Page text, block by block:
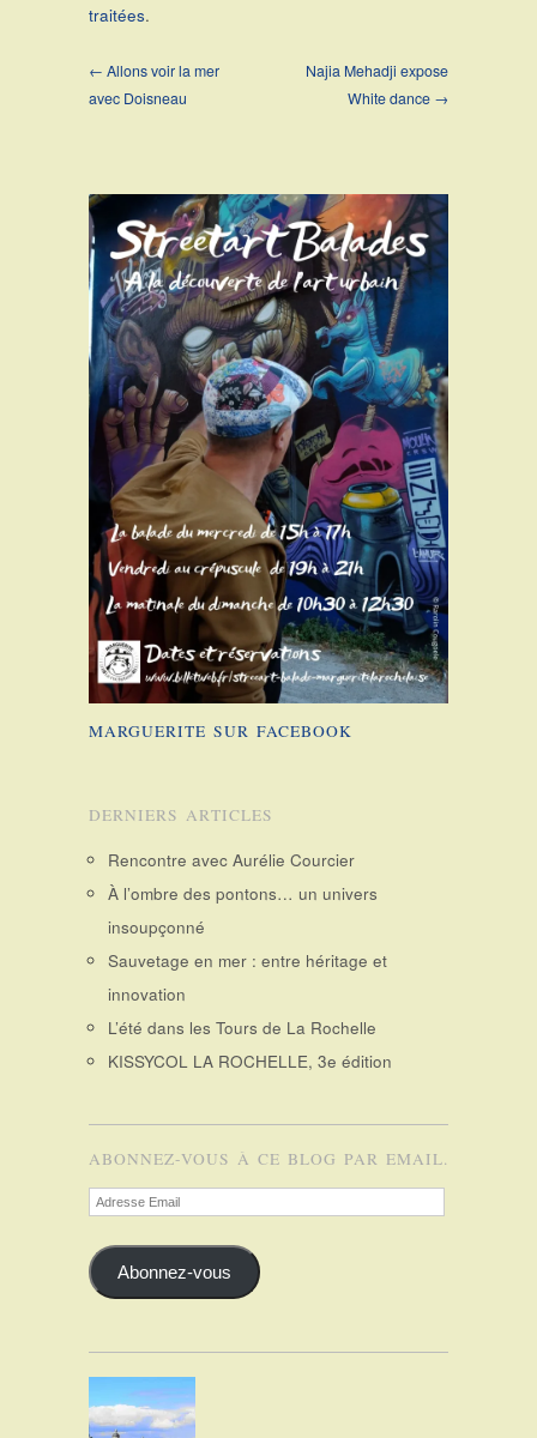
traitées.
← Allons voir la mer
avec Doisneau
Najia Mehadji expose
White dance →
MARGUERITE SUR FACEBOOK
DERNIERS ARTICLES
Rencontre avec Aurélie Courcier
À l’ombre des pontons… un univers
insoupçonné
Sauvetage en mer : entre héritage et
innovation
L’été dans les Tours de La Rochelle
KISSYCOL LA ROCHELLE, 3e édition
ABONNEZ-VOUS À CE BLOG PAR EMAIL.
Adresse
Email
Abonnez-vous